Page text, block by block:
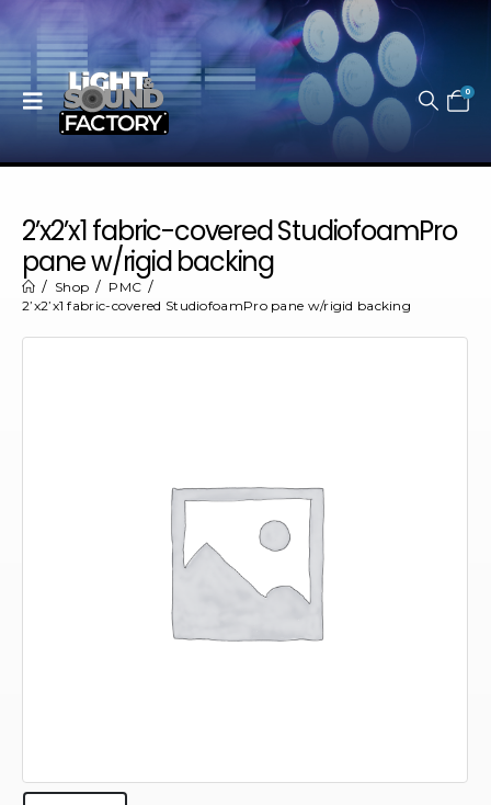
0
2’x2’x1 fabric-covered StudiofoamPro
pane w/rigid backing
Shop
PMC
2’x2’x1 fabric-covered StudiofoamPro pane w/rigid backing